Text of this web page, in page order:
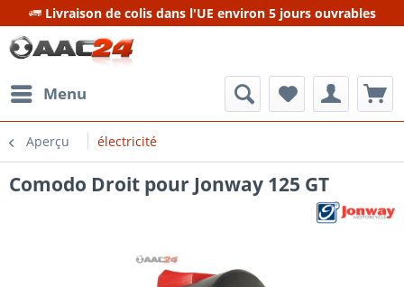
Livraison de colis dans l'UE environ 5 jours ouvrables
Menu
Aperçu électricité
Comodo Droit pour Jonway 125 GT